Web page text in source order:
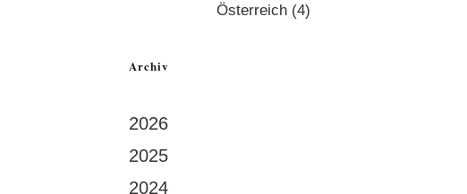
Österreich (4)
Archiv
2026
2025
2024